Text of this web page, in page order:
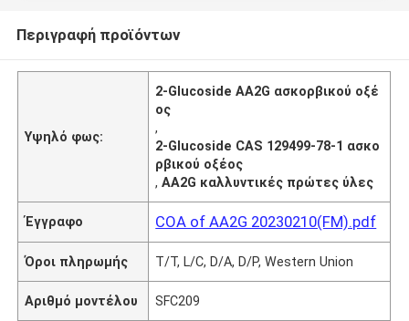
Περιγραφή προϊόντων
Υψηλό φως:
2-Glucoside AA2G ασκορβικού οξέ
ος
,
2-Glucoside CAS 129499-78-1 ασκο
ρβικού οξέος
,AA2G καλλυντικές πρώτες ύλες
Έγγραφο COA of AA2G 20230210(FM).pdf
Όροι πληρωμής T/T, L/C, D/A, D/P, Western Union
Αριθμό μοντέλου SFC209